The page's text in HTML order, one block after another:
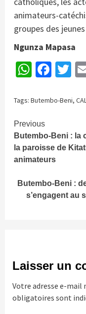
animateurs-
groupes des
Ngunza Mapasa
Tags: Butembo-Beni,
Continue
Reading
Previous
Butembo-Beni : la
la paroisse de
animateurs
Butembo-Beni :
s’engagent au
Laisser un
Votre adresse e-mail
obligatoires sont